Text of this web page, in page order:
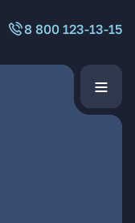
8 800 123-13-15